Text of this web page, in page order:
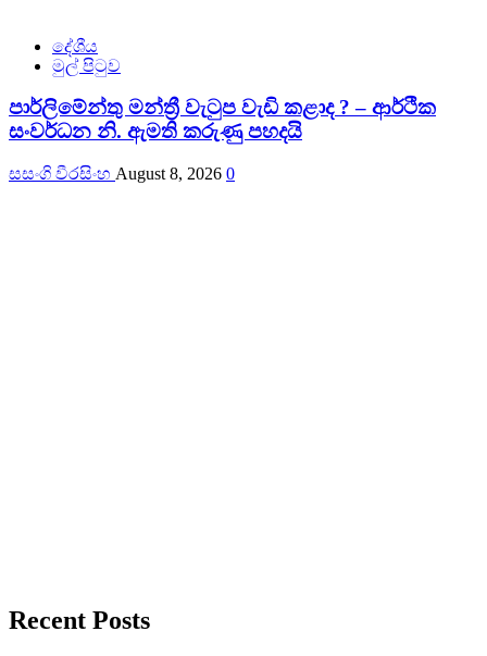
දේශීය
මුල් පිටුව
පාර්ලිමේන්තු මන්ත්‍රී වැටුප වැඩි කළාද ? – ආර්ථික
සංවර්ධන නි. ඇමති කරුණු පහදයි
සසංගි වීරසිංහ August 8, 2026 0
Recent Posts